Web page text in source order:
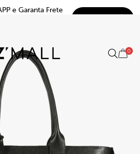
e Garanta Frete
0